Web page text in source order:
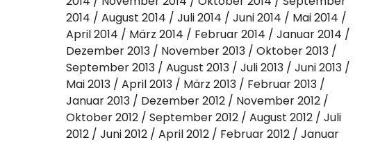
2014
August 2014 Juli 2014 Juni 2014
Mai 2014
April 2014
März 2014 Februar 2014
Januar 2014
Dezember 2013
November 2013
Oktober 2013
September 2013
August 2013 Juli 2013
Juni 2013
Mai 2013
April 2013 März 2013
Februar 2013
Januar 2013
Dezember 2012
November 2012
Oktober 2012
September 2012 August 2012
Juli
2012
Juni 2012 April 2012 Februar 2012
Januar